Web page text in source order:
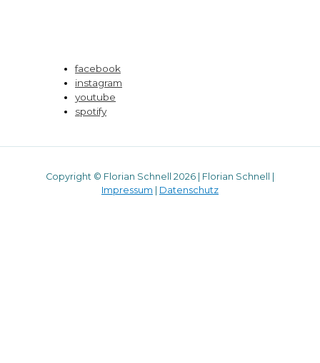
facebook
instagram
youtube
spotify
Copyright © Florian Schnell 2026 | Florian Schnell |
Impressum
Datenschutz